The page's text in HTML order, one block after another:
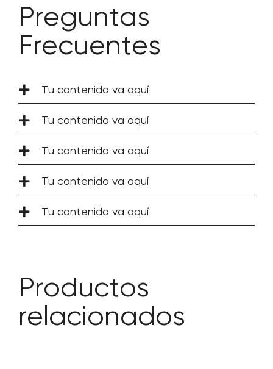
Preguntas
Frecuentes
Tu contenido va aquí
Tu contenido va aquí
Tu contenido va aquí
Tu contenido va aquí
Tu contenido va aquí
Productos
relacionados